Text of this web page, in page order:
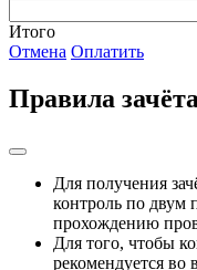
Итого
Отмена Оплатить
Правила
Для получения
контроль по двум
прохождению
Для того, чтобы
рекомендуется во